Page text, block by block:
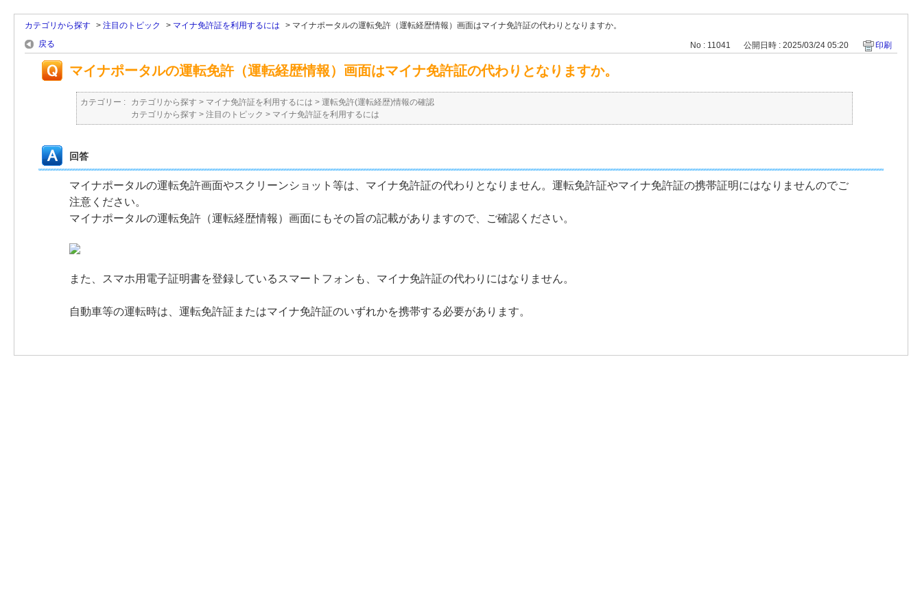
カテゴリから探す > 注目のトピック > マイナ免許証を利用するには > マイナポータルの運転免許（運転経歴情報）画面はマイナ免許証の代わりとなりますか。
戻る
No : 11041 公開日時 : 2025/03/24 05:20 印刷
マイナポータルの運転免許（運転経歴情報）画面はマイナ免許証の代わりとなりますか。
カテゴリー : カテゴリから探す > マイナ免許証を利用するには > 運転免許(運転経歴)情報の確認
カテゴリから探す > 注目のトピック > マイナ免許証を利用するには
回答
マイナポータルの運転免許画面やスクリーンショット等は、マイナ免許証の代わりとなりません。運転免許証やマイナ免許証の携帯証明にはなりませんのでご
注意ください。
マイナポータルの運転免許（運転経歴情報）画面にもその旨の記載がありますので、ご確認ください。
また、スマホ用電子証明書を登録しているスマートフォンも、マイナ免許証の代わりにはなりません。
自動車等の運転時は、運転免許証またはマイナ免許証のいずれかを携帯する必要があります。